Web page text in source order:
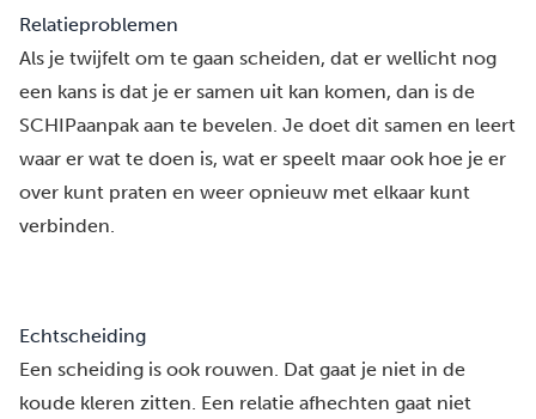
Relatieproblemen
Als je twijfelt om te gaan scheiden, dat er wellicht nog
een kans is dat je er samen uit kan komen, dan is de
SCHIPaanpak aan te bevelen. Je doet dit samen en leert
waar er wat te doen is, wat er speelt maar ook hoe je er
over kunt praten en weer opnieuw met elkaar kunt
verbinden.
Echtscheiding
Een scheiding is ook rouwen. Dat gaat je niet in de
koude kleren zitten. Een relatie afhechten gaat niet